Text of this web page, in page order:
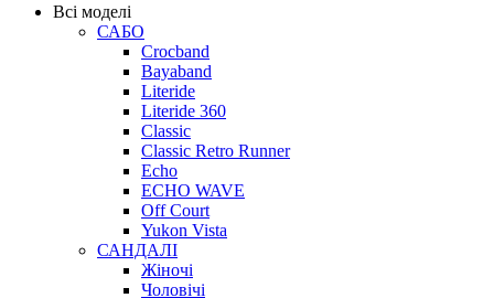
Всі моделі
САБО
Crocband
Bayaband
Literide
Literide 360
Classic
Classic Retro Runner
Echo
ECHO WAVE
Off Court
Yukon Vista
САНДАЛІ
Жіночі
Чоловічі